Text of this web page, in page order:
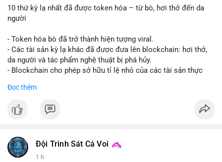
10 thứ kỳ lạ nhất đã được token hóa – từ bò, hơi thở đến da
người
- Token hóa bò đã trở thành hiện tượng viral.
- Các tài sản kỳ lạ khác đã được đưa lên blockchain: hơi thở,
da người và tác phẩm nghệ thuật bị phá hủy.
- Blockchain cho phép sở hữu tỉ lệ nhỏ của các tài sản thực
- Câu hỏi về pháp lý, đạo đức và bảo mật đang được đặt ra.
bất thường.
$btc $eth
Đọc thêm
Đội Trinh Sát Cá Voi
1 h